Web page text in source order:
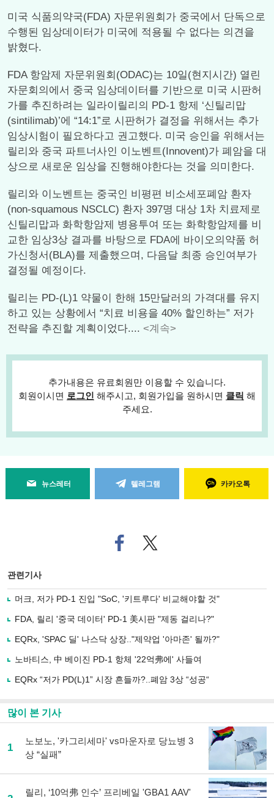
미국 식품의약국(FDA) 자문위원회가 중국에서 단독으로
수행된 임상데이터가 미국에 적용될 수 없다는 의견을
밝혔다.
FDA 항암제 자문위원회(ODAC)는 10일(현지시간) 열린
자문회의에서 중국 임상데이터를 기반으로 미국 시판허
가를 추진하려는 일라이릴리의 PD-1 항제 ‘신틸리맙
(sintilimab)’에 “14:1”로 시판허가 결정을 위해서는 추가
임상시험이 필요하다고 권고했다. 미국 승인을 위해서는
릴리와 중국 파트너사인 이노벤트(Innovent)가 폐암을 대
상으로 새로운 임상을 진행해야한다는 것을 의미한다.
릴리와 이노벤트는 중국인 비평편 비소세포폐암 환자
(non-squamous NSCLC) 환자 397명 대상 1차 치료제로
신틸리맙과 화학항암제 병용투여 또는 화학항암제를 비
교한 임상3상 결과를 바탕으로 FDA에 바이오의약품 허
가신청서(BLA)를 제출했으며, 다음달 최종 승인여부가
결정될 예정이다.
릴리는 PD-(L)1 약물이 한해 15만달러의 가격대를 유지
하고 있는 상황에서 “치료 비용을 40% 할인하는” 저가
전략을 추진할 계획이었다.... <계속>
추가내용은 유료회원만 이용할 수 있습니다.
회원이시면 로그인 해주시고, 회원가입을 원하시면 클릭 해
주세요.
뉴스레터 텔레그램 카카오톡
페
이
로
기
사
유
기
트위
터로
관련기사
머크, 저가 PD-1 진입 "SoC, '키트루다' 비교해야할 것"
FDA, 릴리 '중국 데이터' PD-1 美시판 "제동 걸리나?"
EQRx, 'SPAC 딜' 나스닥 상장.."제약업 '아마존' 될까?"
노바티스, 中 베이진 PD-1 항체 '22억弗에' 사들여
EQRx “저가 PD(L)1” 시장 흔들까?..폐암 3상 “성공“
많이 본 기사
1
노보노, '카그리세마' vs마운자로 당뇨병 3
상 “실패”
릴리, ‘10억弗 인수’ 프리베일 'GBA1 AAV'